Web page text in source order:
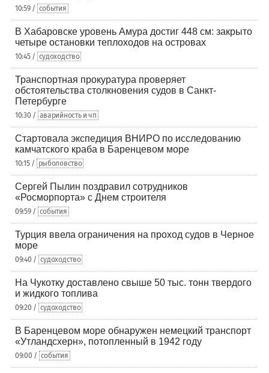
10:59 / события
В Хабаровске уровень Амура достиг 448 см: закрыто
четыре остановки теплоходов на островах
10:45 / судоходство
Транспортная прокуратура проверяет
обстоятельства столкновения судов в Санкт-
Петербурге
10:30 / аварийность и чп
Стартовала экспедиция ВНИРО по исследованию
камчатского краба в Баренцевом море
10:15 / рыболовство
Сергей Пылин поздравил сотрудников
«Росморпорта» с Днем строителя
09:59 / события
Турция ввела ограничения на проход судов в Черное
море
09:40 / судоходство
На Чукотку доставлено свыше 50 тыс. тонн твердого
и жидкого топлива
09:20 / судоходство
В Баренцевом море обнаружен немецкий транспорт
«Утландсхерн», потопленный в 1942 году
09:00 / события